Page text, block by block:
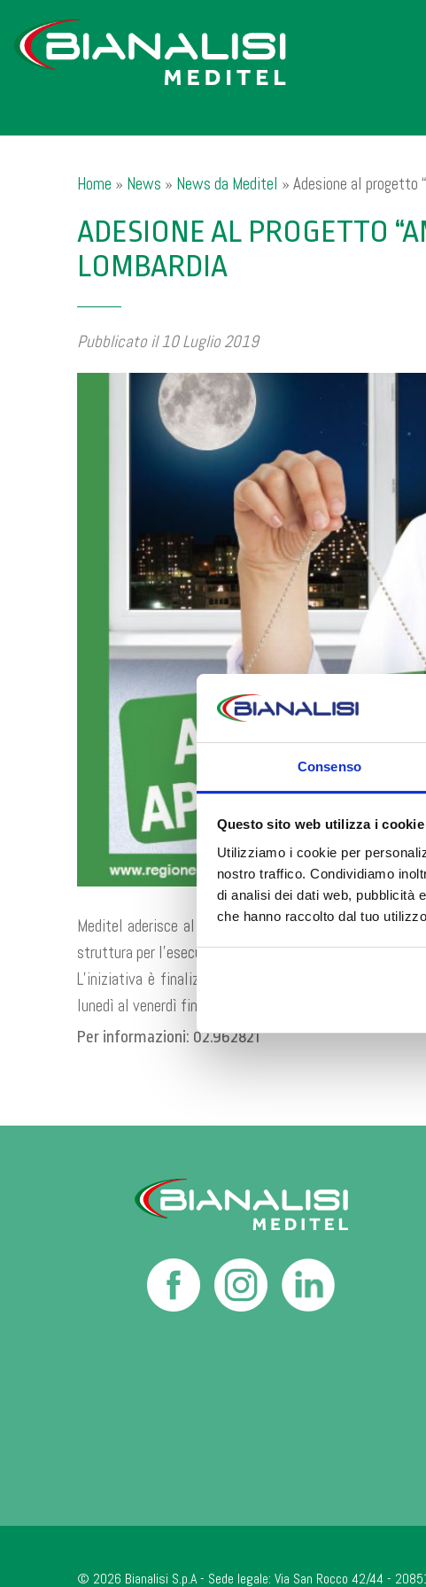
Consenso
Questo sito web utilizza i cookie
Utilizziamo i cookie per
nostro traffico. Condividiamo
di analisi dei dati web, pubblicità
che hanno raccolto dal tuo
Home » News » News da Meditel » Adesione al progetto
ADESIONE AL PROGETTO
LOMBARDIA
Pubblicato il 10 Luglio 2019
Meditel aderisce al progetto regionale “Ambulatori
struttura per l’esecuzione di visite ed esami specialistici.
L’iniziativa è finalizzata ad ampliare l’offerta di
lunedì al venerdì fino alle ore 20.00 e il sabato.
Per informazioni: 02.962821
© 2026 Bianalisi S.p.A - Sede legale: Via San Rocco 42/44 -
Durante il mese
👉 Vi